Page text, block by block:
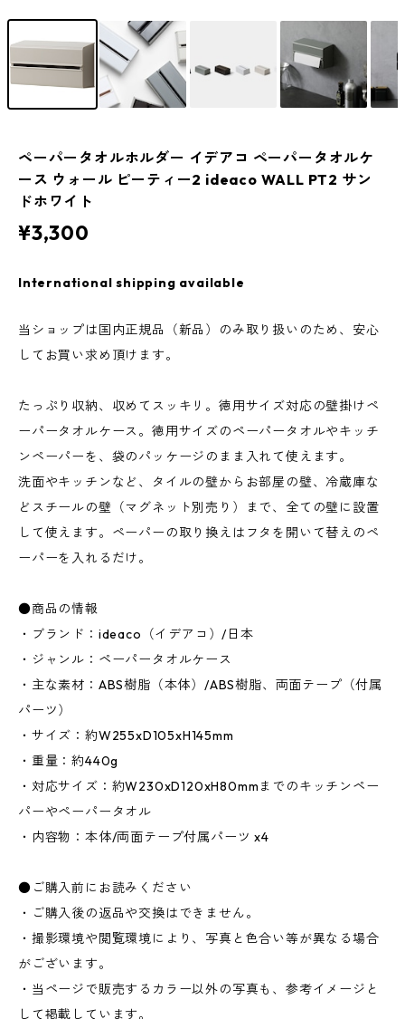
ペーパータオルホルダー イデアコ ペーパータオルケ
ース ウォール ピーティー2 ideaco WALL PT2 サン
ドホワイト
¥3,300
International shipping available
当ショップは国内正規品（新品）のみ取り扱いのため、安心
してお買い求め頂けます。
たっぷり収納、収めてスッキリ。徳用サイズ対応の壁掛けペ
ーパータオルケース。徳用サイズのペーパータオルやキッチ
ンペーパーを、袋のパッケージのまま入れて使えます。
洗面やキッチンなど、タイルの壁からお部屋の壁、冷蔵庫な
どスチールの壁（マグネット別売り）まで、全ての壁に設置
して使えます。ペーパーの取り換えはフタを開いて替えのペ
ーパーを入れるだけ。
●商品の情報
・ブランド：ideaco（イデアコ）/日本
・ジャンル：ペーパータオルケース
・主な素材：ABS樹脂（本体）/ABS樹脂、両面テープ（付属
パーツ）
・サイズ：約W255xD105xH145mm
・重量：約440g
・対応サイズ：約W230xD120xH80mmまでのキッチンペー
パーやペーパータオル
・内容物：本体/両面テープ付属パーツ x4
●ご購入前にお読みください
・ご購入後の返品や交換はできません。
・撮影環境や閲覧環境により、写真と色合い等が異なる場合
がございます。
・当ページで販売するカラー以外の写真も、参考イメージと
して掲載しています。